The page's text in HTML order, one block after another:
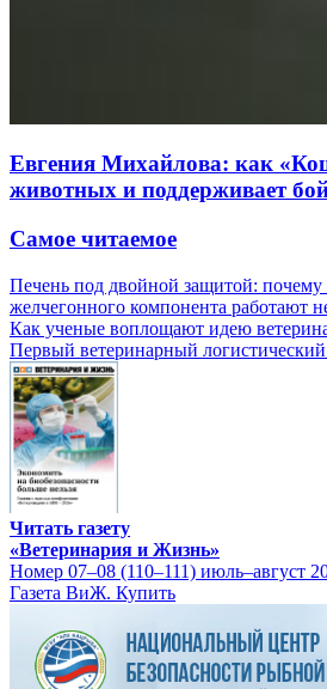
Евгения Михайлова: как
животных и поддерживает
Самое читаемое
Печень под двойной защитой: почему
желчегонного компонента работают
Как ученые воплощают идею
Первый ветеринарный
Читать газету
«Ветеринария и Жизнь»
Номер 07–08 (110–111) июль–август
Газета ВиЖ. Купить